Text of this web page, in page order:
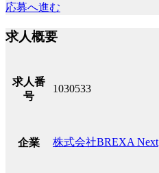
応募へ進む
求人概要
求人番
号
1030533
企業 株式会社BREXA Next